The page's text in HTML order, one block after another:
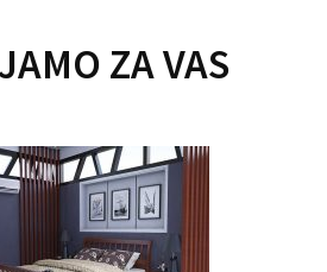
ZA VAS